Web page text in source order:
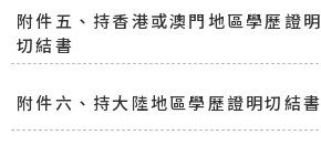
附件五、持香港或澳門地區學歷證明
切結書
附件六、持大陸地區學歷證明切結書